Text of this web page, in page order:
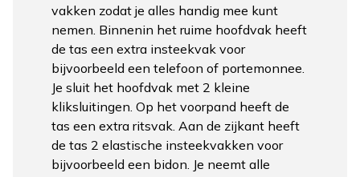
vakken zodat je alles handig mee kunt
nemen. Binnenin het ruime hoofdvak heeft
de tas een extra insteekvak voor
bijvoorbeeld een telefoon of portemonnee.
Je sluit het hoofdvak met 2 kleine
kliksluitingen. Op het voorpand heeft de
tas een extra ritsvak. Aan de zijkant heeft
de tas 2 elastische insteekvakken voor
bijvoorbeeld een bidon. Je neemt alle